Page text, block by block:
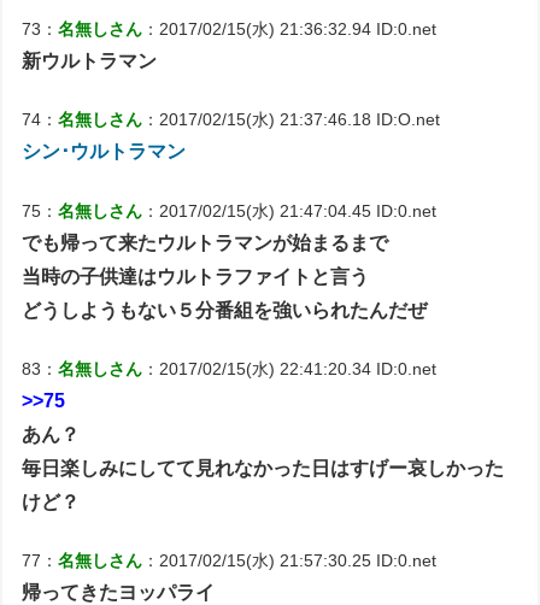
73：名無しさん ：2017/02/15(水) 21:36:32.94 ID:0.net
新ウルトラマン
74：名無しさん ：2017/02/15(水) 21:37:46.18 ID:O.net
シン･ウルトラマン
75：名無しさん ：2017/02/15(水) 21:47:04.45 ID:0.net
でも帰って来たウルトラマンが始まるまで
当時の子供達はウルトラファイトと言う
どうしようもない５分番組を強いられたんだぜ
83：名無しさん ：2017/02/15(水) 22:41:20.34 ID:0.net
>>75
あん？
毎日楽しみにしてて見れなかった日はすげー哀しかった
けど？
77：名無しさん ：2017/02/15(水) 21:57:30.25 ID:0.net
帰ってきたヨッパライ